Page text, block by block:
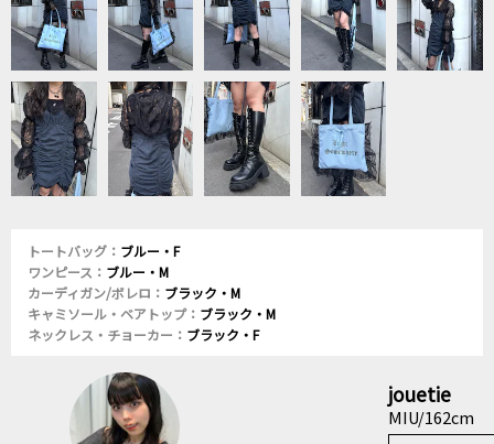
トートバッグ： ブルー・F
ワンピース： ブルー・M
カーディガン/ボレロ： ブラック・M
キャミソール・ベアトップ： ブラック・M
ネックレス・チョーカー： ブラック・F
jouetie
MIU/162cm